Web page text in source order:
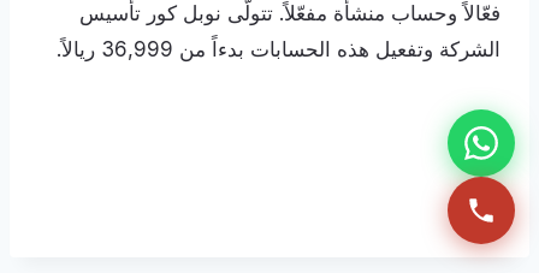
فعّالاً وحساب منشأة مفعّلاً. تتولّى نوبل كور تأسيس
الشركة وتفعيل هذه الحسابات بدءاً من 36,999 ريالاً.